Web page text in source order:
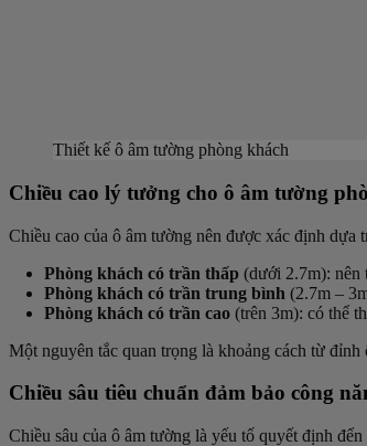
Thiết kế ô âm tường phòng khách
Chiều cao lý tưởng cho ô âm tường
Chiều cao của ô âm tường nên được xác định dựa
Phòng khách có trần thấp (dưới 2.7m): nên
Phòng khách có trần trung bình (2.7m –
Phòng khách có trần cao (trên 3m): có thể
Một nguyên tắc quan trọng là khoảng cách từ
Chiều sâu tiêu chuẩn đảm bảo công
Chiều sâu của ô âm tường là yếu tố quyết định